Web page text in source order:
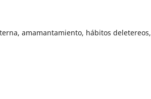
amamantamiento, hábitos deletereos,